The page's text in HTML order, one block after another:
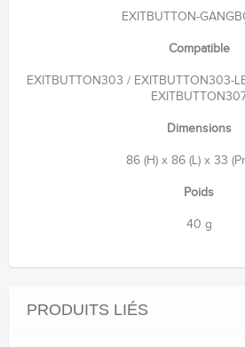
EXITBUTTON-
Compatible
EXITBUTTON303 / EXITBUTTON303-
Dimensions
86 (H) x 86 (L) x 33
Poids
40 g
PRODUITS LIÉS